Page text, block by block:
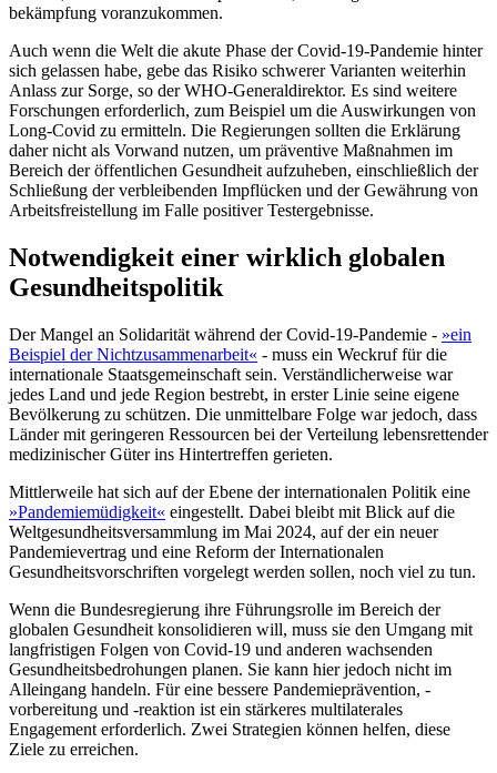
bekämpfung voranzukommen.
Auch wenn die Welt die akute Phase der Covid-19-Pandemie hinter
sich gelassen habe, gebe das Risiko schwerer Varianten weiterhin
Anlass zur Sorge, so der WHO-Generaldirektor. Es sind weitere
Forschungen erforderlich, zum Beispiel um die Auswirkungen von
Long-Covid zu ermitteln. Die Regierungen sollten die Erklärung
daher nicht als Vorwand nutzen, um präventive Maßnahmen im
Bereich der öffentlichen Gesundheit aufzuheben, einschließlich der
Schließung der verbleibenden Impflücken und der Gewährung von
Arbeitsfreistellung im Falle positiver Testergebnisse.
Notwendigkeit einer wirklich globalen
Gesundheitspolitik
Der Mangel an Solidarität während der Covid-19-Pandemie - »ein
Beispiel der Nichtzusammenarbeit« - muss ein Weckruf für die
internationale Staatsgemeinschaft sein. Verständlicherweise war
jedes Land und jede Region bestrebt, in erster Linie seine eigene
Bevölkerung zu schützen. Die unmittelbare Folge war jedoch, dass
Länder mit geringeren Ressourcen bei der Verteilung lebensrettender
medizinischer Güter ins Hintertreffen gerieten.
Mittlerweile hat sich auf der Ebene der internationalen Politik eine
»Pandemiemüdigkeit« eingestellt. Dabei bleibt mit Blick auf die
Weltgesundheitsversammlung im Mai 2024, auf der ein neuer
Pandemievertrag und eine Reform der Internationalen
Gesundheitsvorschriften vorgelegt werden sollen, noch viel zu tun.
Wenn die Bundesregierung ihre Führungsrolle im Bereich der
globalen Gesundheit konsolidieren will, muss sie den Umgang mit
langfristigen Folgen von Covid-19 und anderen wachsenden
Gesundheitsbedrohungen planen. Sie kann hier jedoch nicht im
Alleingang handeln. Für eine bessere Pandemieprävention, -
vorbereitung und -reaktion ist ein stärkeres multilaterales
Engagement erforderlich. Zwei Strategien können helfen, diese
Ziele zu erreichen.